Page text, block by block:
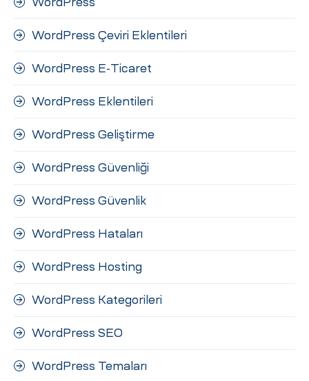
WordPress Çeviri Eklentileri
WordPress E-Ticaret
WordPress Eklentileri
WordPress Geliştirme
WordPress Güvenliği
WordPress Güvenlik
WordPress Hataları
WordPress Hosting
WordPress Kategorileri
WordPress SEO
WordPress Temaları